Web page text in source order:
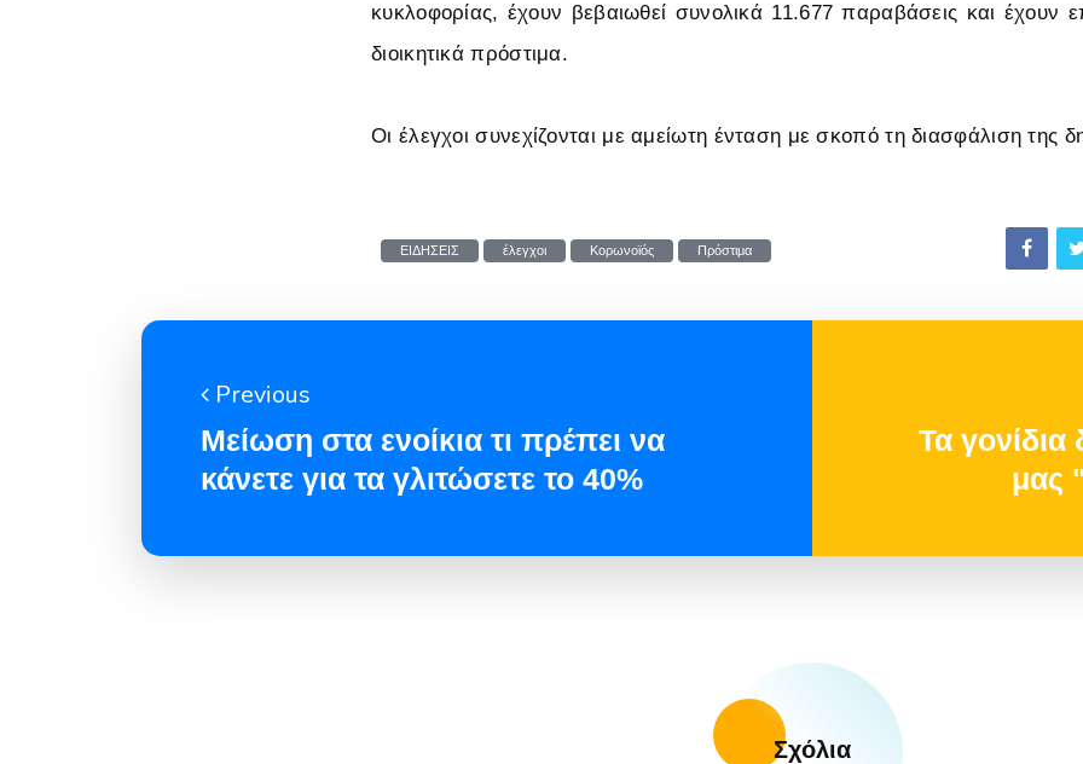
κυκλοφορίας, έχουν βεβαιωθεί συνολικά 11.677 παραβάσεις και έχουν
διοικητικά πρόστιμα.
Οι έλεγχοι συνεχίζονται με αμείωτη ένταση με σκοπό τη διασφάλιση της
ΕΙΔΗΣΕΙΣ έλεγχοι Κορωνοϊός Πρόστιμα
Previous
Μείωση στα ενοίκια τι πρέπει να
κάνετε για τα γλιτώσετε το 40%
Τα
μας
Σχόλια